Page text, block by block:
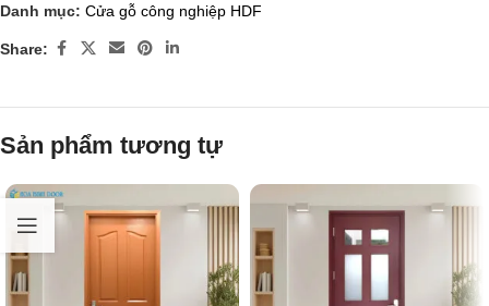
Danh mục: Cửa gỗ công nghiệp HDF
Share:
Sản phẩm tương tự